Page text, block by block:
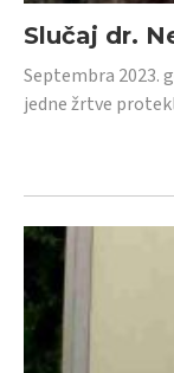
Slučaj dr.
Septembra 2023.
jedne žrtve